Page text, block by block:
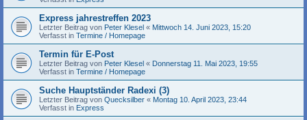
Express jahrestreffen 2023
Letzter Beitrag von Peter Klesel « Mittwoch 14. Juni 2023, 15:20
Verfasst in Termine / Homepage
Termin für E-Post
Letzter Beitrag von Peter Klesel « Donnerstag 11. Mai 2023, 19:55
Verfasst in Termine / Homepage
Suche Hauptständer Radexi (3)
Letzter Beitrag von Quecksilber « Montag 10. April 2023, 23:44
Verfasst in Express